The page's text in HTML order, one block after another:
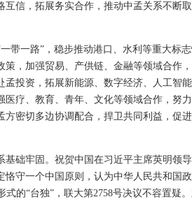
信，拓展务实合作，推动中孟关系不断
带一路”，稳步推动港口、水利等重大标
，加强贸易、产供链、金融等领域合作
投资，拓展新能源、数字经济、人工智
疗、教育、青年、文化等领域合作，努
方密切多边协调配合，捍卫共同利益，促
础牢固。祝贺中国在习近平主席英明领
守一个中国原则，认为中华人民共和国
的“台独”，联大第2758号决议不容置疑